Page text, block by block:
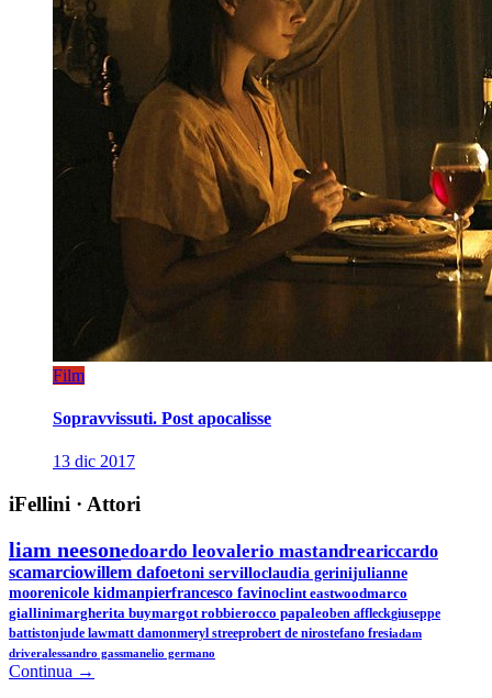
Film
Sopravvissuti. Post apocalisse
13 dic 2017
iFellini · Attori
liam neesonedoardo leovalerio mastandreariccardo
scamarciowillem dafoetoni servilloclaudia gerinijulianne
moorenicole kidmanpierfrancesco favinoclint eastwoodmarco
giallinimargherita buymargot robbierocco papaleoben affleckgiuseppe
battistonjude lawmatt damonmeryl streeprobert de nirostefano fresiadam
driveralessandro gassmanelio germano
Continua →